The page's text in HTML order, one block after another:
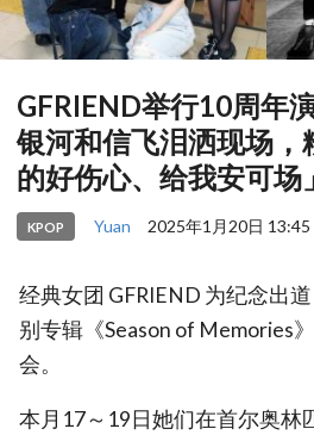
GFRIEND举行10周年
银河和信飞泪洒现场，
的好伤心、给我安可场」
KPOP Yuan 2025年1月20日 13:45
经典女团 GFRIEND 为纪念出
别专辑《Season of Memories
会。
本月17～19日她们在首尔奥林